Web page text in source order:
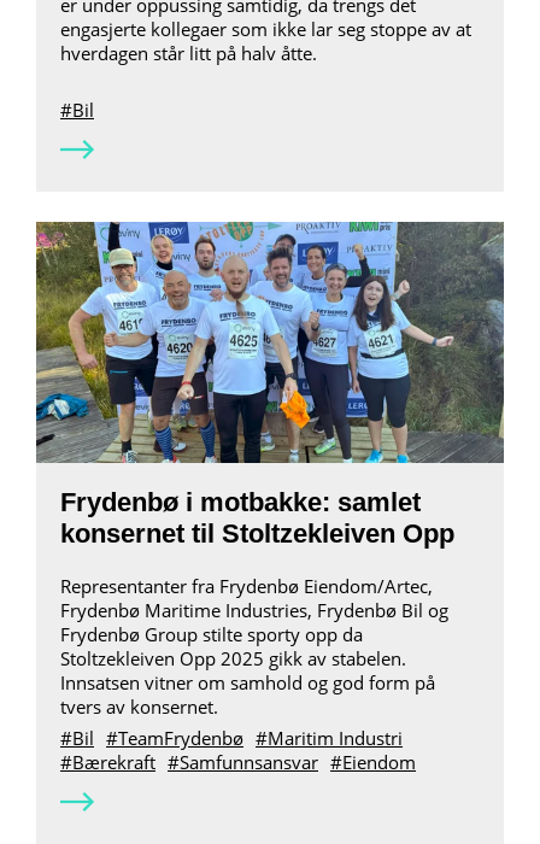
engasjerte kollegaer som ikke lar seg stoppe av at
hverdagen står litt på halv åtte.
Bil
Frydenbø i motbakke: samlet
konsernet til Stoltzekleiven Opp
Representanter fra Frydenbø Eiendom/Artec,
Frydenbø Maritime Industries, Frydenbø Bil og
Frydenbø Group stilte sporty opp da
Stoltzekleiven Opp 2025 gikk av stabelen.
Innsatsen vitner om samhold og god form på
tvers av konsernet.
Bil
TeamFrydenbø
Maritim Industri
Bærekraft
Samfunnsansvar Eiendom